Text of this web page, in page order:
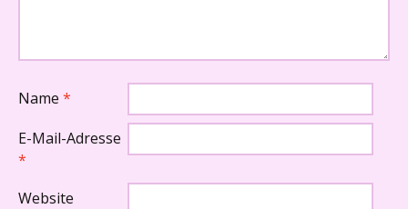
Name *
E-Mail-Adresse
*
Website